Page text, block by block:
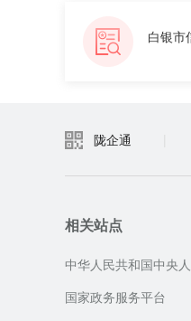
白银市
陇企通
相关站点
中华人民共和国中央
国家政务服务平台